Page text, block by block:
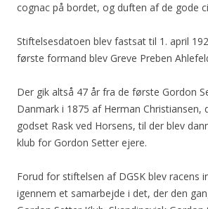
cognac på bordet, og duften af de gode
Stiftelsesdatoen blev fastsat til 1. april
første formand blev Greve Preben
Der gik altså 47 år fra de første Gordon
Danmark i 1875 af Herman Christiansen,
godset Rask ved Horsens, til der blev
klub for Gordon Setter ejere.
Forud for stiftelsen af DGSK blev racens
igennem et samarbejde i det, der den